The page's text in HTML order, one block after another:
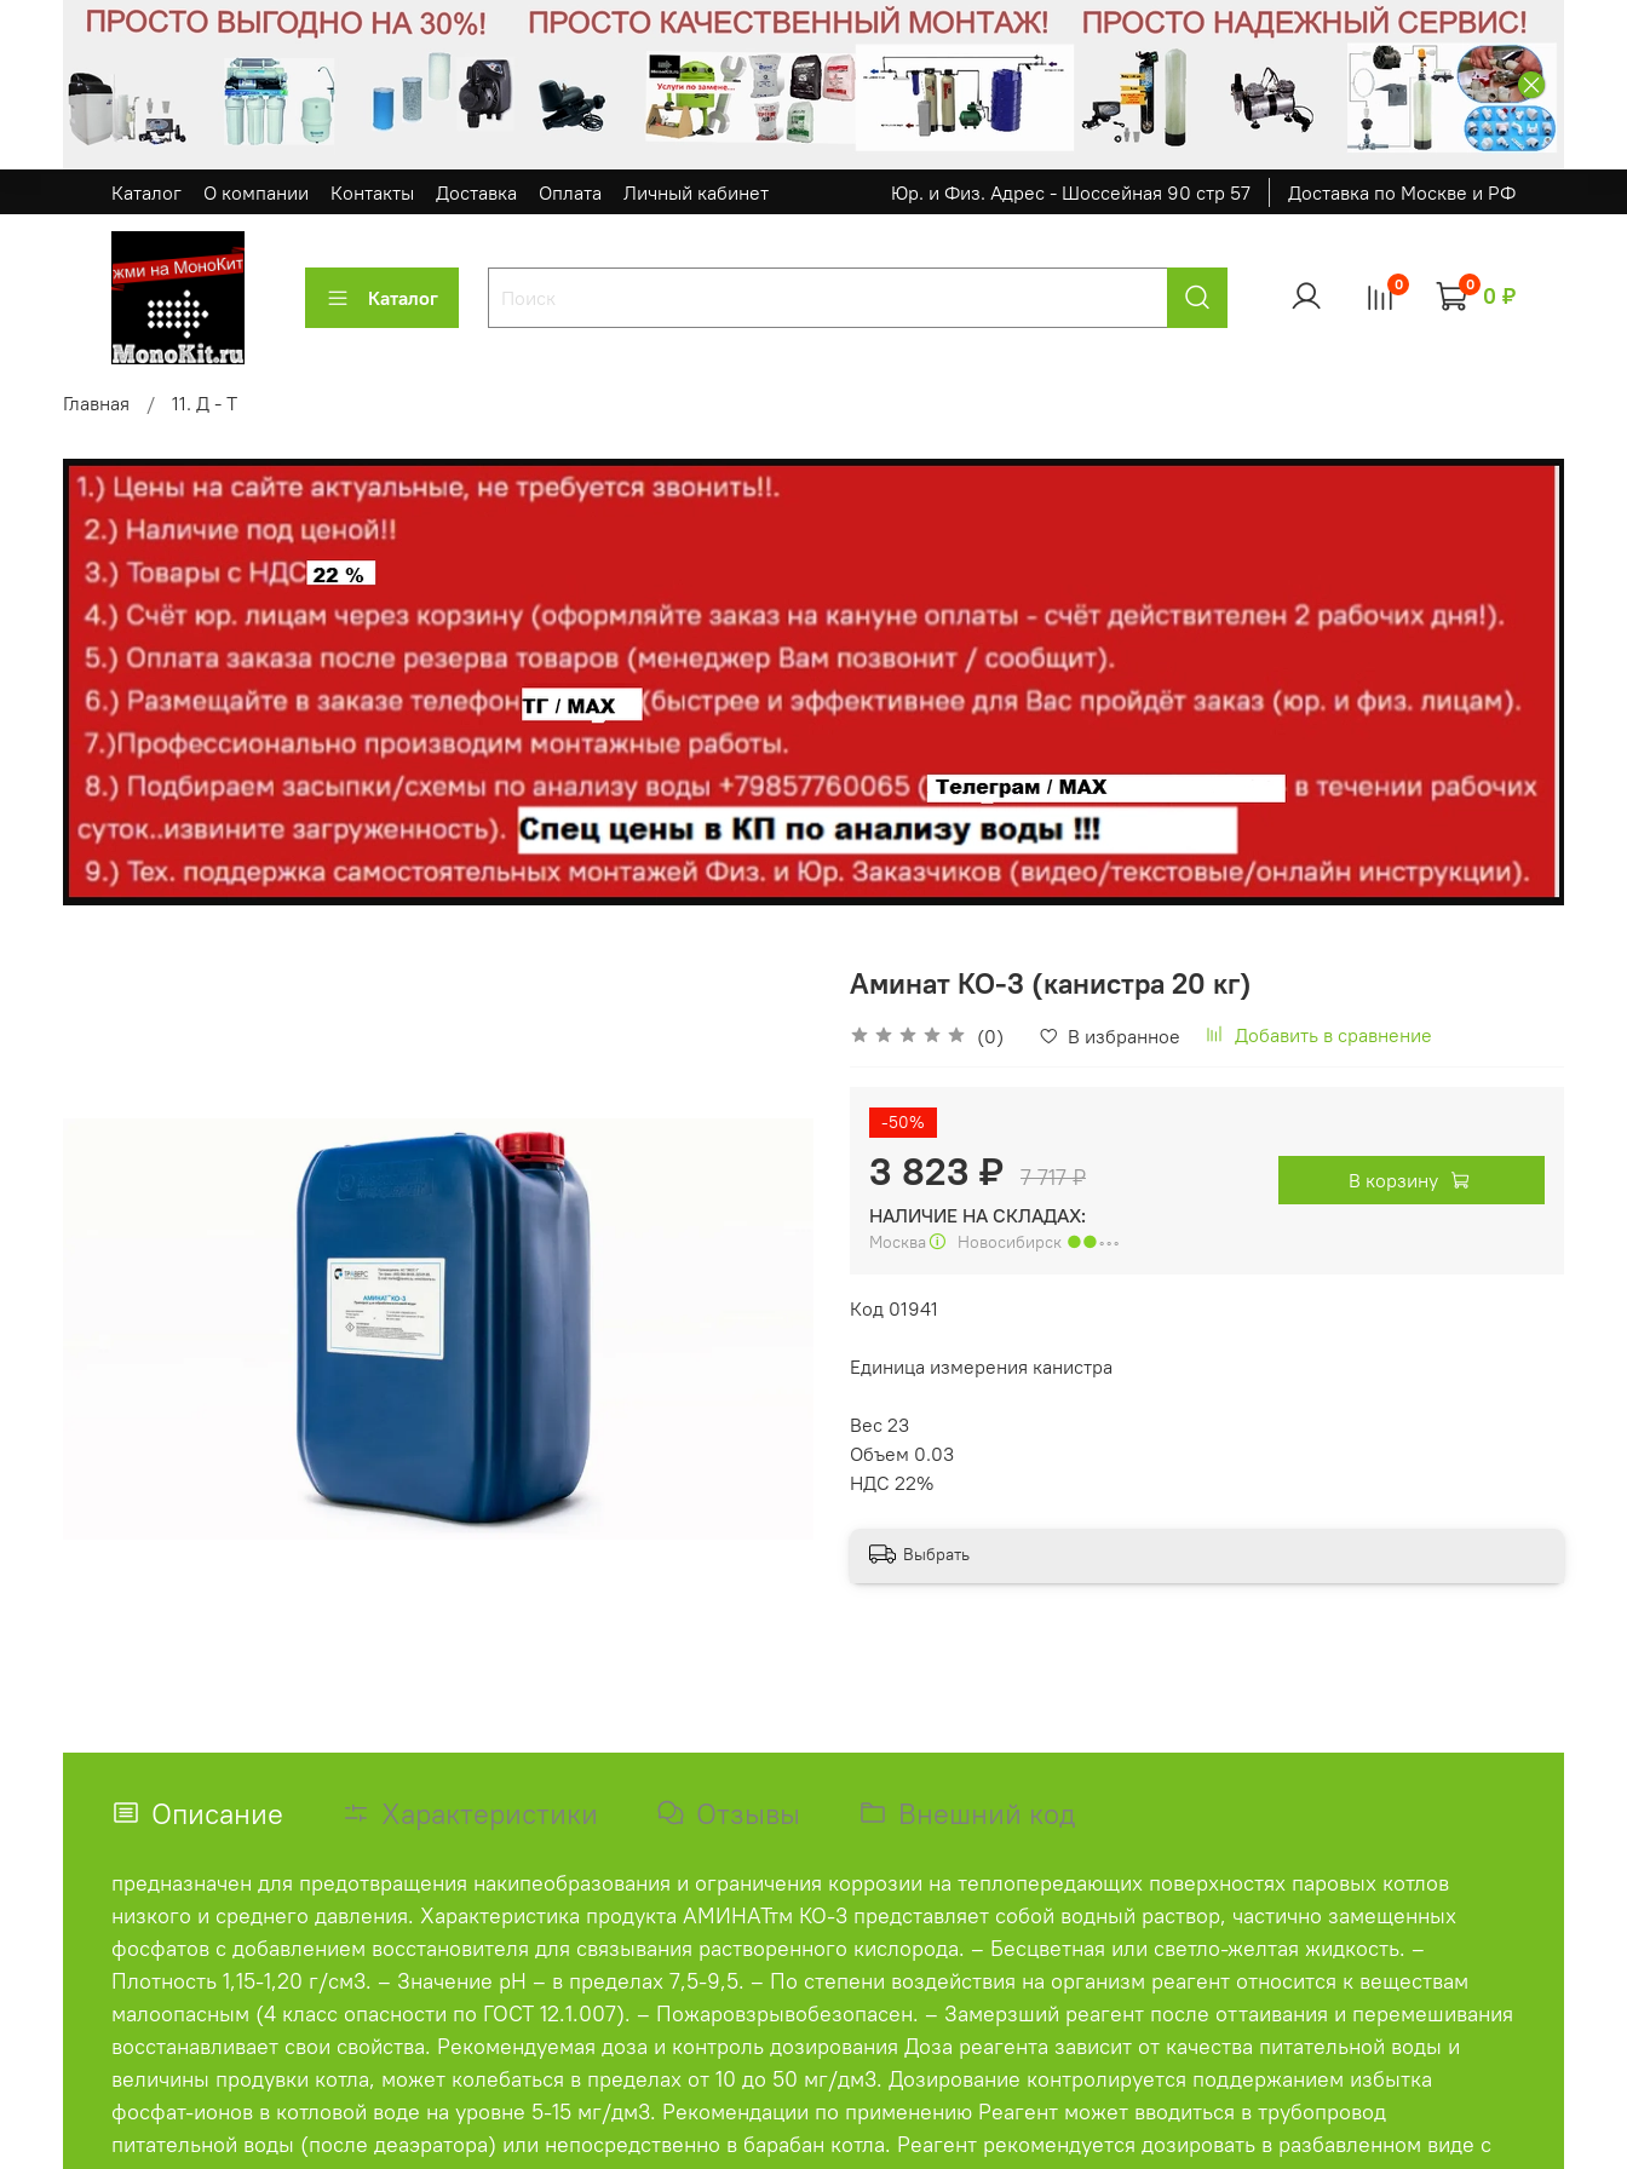
Каталог О компании Контакты Доставка Оплата Личный кабинет Юр. и Физ. Адрес - Шоссейная 90 стр 57 Доставка по Москве и РФ
Каталог
0 0 0 ₽
Главная 11. Д - Т
Аминат КО-3 (канистра 20 кг)
(0) В избранное Добавить в сравнение
-50%
3 823 ₽ 7 717 ₽
НАЛИЧИЕ НА СКЛАДАХ:
Москва🛈 Новосибирск ●●◦◦◦
В корзину
Код 01941
Единица измерения канистра
Вес 23
Объем 0.03
НДС 22%
Выбрать
Описание Характеристики Отзывы Внешний код
предназначен для предотвращения накипеобразования и ограничения коррозии на теплопередающих поверхностях паровых котлов
низкого и среднего давления. Характеристика продукта АМИНАТтм КО-3 представляет собой водный раствор, частично замещенных
фосфатов с добавлением восстановителя для связывания растворенного кислорода. – Бесцветная или светло-желтая жидкость. –
Плотность 1,15-1,20 г/см3. – Значение рН – в пределах 7,5-9,5. – По степени воздействия на организм реагент относится к веществам
малоопасным (4 класс опасности по ГОСТ 12.1.007). – Пожаровзрывобезопасен. – Замерзший реагент после оттаивания и перемешивания
восстанавливает свои свойства. Рекомендуемая доза и контроль дозирования Доза реагента зависит от качества питательной воды и
величины продувки котла, может колебаться в пределах от 10 до 50 мг/дм3. Дозирование контролируется поддержанием избытка
фосфат-ионов в котловой воде на уровне 5-15 мг/дм3. Рекомендации по применению Реагент может вводиться в трубопровод
питательной воды (после деаэратора) или непосредственно в барабан котла. Реагент рекомендуется дозировать в разбавленном виде с